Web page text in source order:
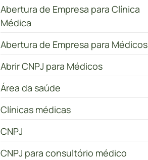
Abertura de Empresa para Clínica
Médica
Abertura de Empresa para Médicos
Abrir CNPJ para Médicos
Área da saúde
Clínicas médicas
CNPJ
CNPJ para consultório médico